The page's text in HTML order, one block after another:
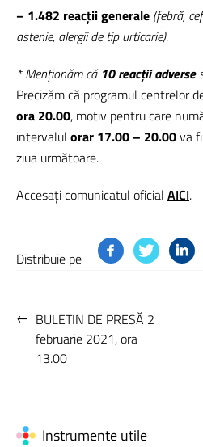
– 1.482 reacții generale (febră,
astenie, alergii de tip urticarie).
* Menționăm că 10 reacții adverse
Precizăm că programul centrelor
ora 20.00, motiv pentru care
intervalul orar 17.00 – 20.00va
ziua următoare.
Accesați comunicatul oficial AICI.
Distribuie pe
← BULETIN DE PRESĂ 2
februarie 2021, ora
13.00
Instrumente utile